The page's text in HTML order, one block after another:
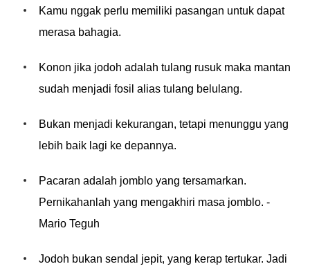
Kamu nggak perlu memiliki pasangan untuk dapat
merasa bahagia.
Konon jika jodoh adalah tulang rusuk maka mantan
sudah menjadi fosil alias tulang belulang.
Bukan menjadi kekurangan, tetapi menunggu yang
lebih baik lagi ke depannya.
Pacaran adalah jomblo yang tersamarkan.
Pernikahanlah yang mengakhiri masa jomblo. -
Mario Teguh
Jodoh bukan sendal jepit, yang kerap tertukar. Jadi